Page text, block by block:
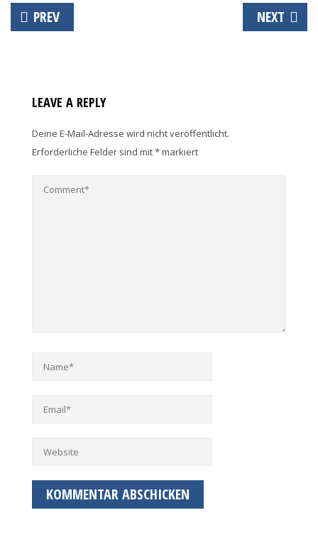
Beitrags-
Navigation
PREV NEXT
LEAVE A REPLY
Deine E-Mail-Adresse wird nicht veröffentlicht.
Erforderliche Felder sind mit*markiert